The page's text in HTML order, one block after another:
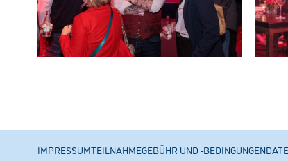
IMPRESSUMTEILNAHMEGEBÜHR UND -BEDINGUNGEN